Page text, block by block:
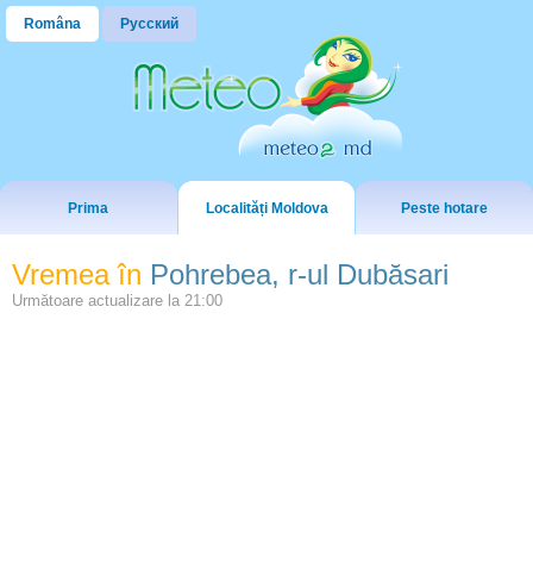
Româna Русский
Prima Localități Moldova Peste hotare
Vremea în Pohrebea, r-ul Dubăsari
Următoare actualizare la 21:00